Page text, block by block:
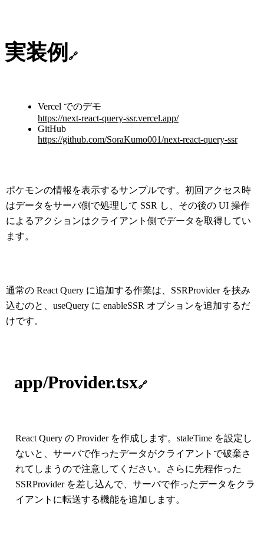
実装例 🔗
Vercel でのデモ
https://next-react-query-ssr.vercel.app/
GitHub
https://github.com/SoraKumo001/next-react-query-ssr
ポケモンの情報を表示するサンプルです。初回アクセス時
はデータをサーバ側で処理して SSR し、その後の UI 操作
によるアクションはクライアント側でデータを取得してい
ます。
通常の React Query に追加する作業は、SSRProvider を挟み
込むのと、useQuery に enableSSR オプションを追加するだ
けです。
app/Provider.tsx🔗
React Query の Provider を作成します。staleTime を設定し
ないと、サーバで作ったデータがクライアントで破棄さ
れてしまうので注意してください。さらに先程作った
SSRProvider を差し込んで、サーバで作ったデータをクラ
イアントに転送する機能を追加します。